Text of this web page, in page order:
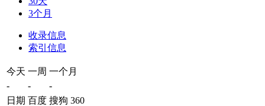
3个月
收录信息
索引信息
今天 一周 一个月
-
-
-
日期 百度 搜狗 360